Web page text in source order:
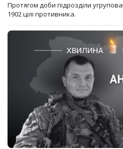
Протягом доби підрозділи
1902 цілі противника.